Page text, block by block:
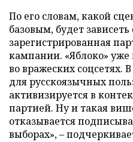
По его словам, какой
базовым, будет
зарегистрированная
кампании. «Яблоко» уже
во вражеских соцсетях.
для русскоязычных
активизируется в
партией. Ну и такая
отказывается
выборах», –